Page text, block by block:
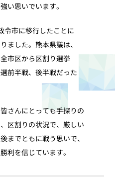
い思いでいます。
令市に移行したことに
ました。熊本県議は、
市区から区割り選挙
前半戦、後半戦だった
さんにとっても手探りの
区割りの状況で、厳しい
までともに戦う思いで、
利を信じています。